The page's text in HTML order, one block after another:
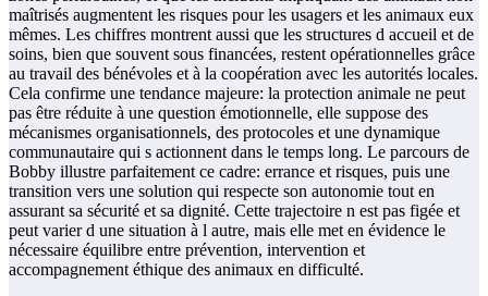
maîtrisés augmentent les risques pour les usagers et les animaux eux
mêmes. Les chiffres montrent aussi que les structures d accueil et de
soins, bien que souvent sous financées, restent opérationnelles grâce
au travail des bénévoles et à la coopération avec les autorités locales.
Cela confirme une tendance majeure: la protection animale ne peut
pas être réduite à une question émotionnelle, elle suppose des
mécanismes organisationnels, des protocoles et une dynamique
communautaire qui s actionnent dans le temps long. Le parcours de
Bobby illustre parfaitement ce cadre: errance et risques, puis une
transition vers une solution qui respecte son autonomie tout en
assurant sa sécurité et sa dignité. Cette trajectoire n est pas figée et
peut varier d une situation à l autre, mais elle met en évidence le
nécessaire équilibre entre prévention, intervention et
accompagnement éthique des animaux en difficulté.